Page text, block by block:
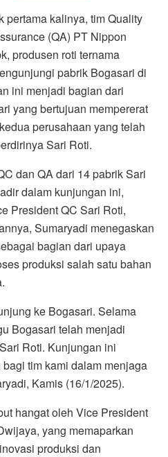
pertama kalinya, tim Quality
(QA) PT Nippon
produsen roti ternama
pabrik Bogasari di
ini menjadi bagian dari
yang bertujuan mempererat
perusahaan yang telah
Sari Roti.
dan QA dari 14 pabrik Sari
dalam kunjungan ini,
President QC Sari Roti,
Sumaryadi menegaskan
bagian dari upaya
produksi salah satu bahan
ke Bogasari. Selama
Bogasari telah menjadi
Roti. Kunjungan ini
tim kami dalam menjaga
Kamis (16/1/2025).
hangat oleh Vice President
yang memaparkan
produksi dan